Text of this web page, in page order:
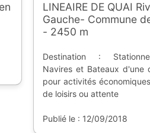
LINEAIRE DE QUAI
Gauche- Commune
- 2450 m
Destination :
Navires et Bateaux d'une
pour activités
de loisirs ou attente
Publié le : 12/09/2018